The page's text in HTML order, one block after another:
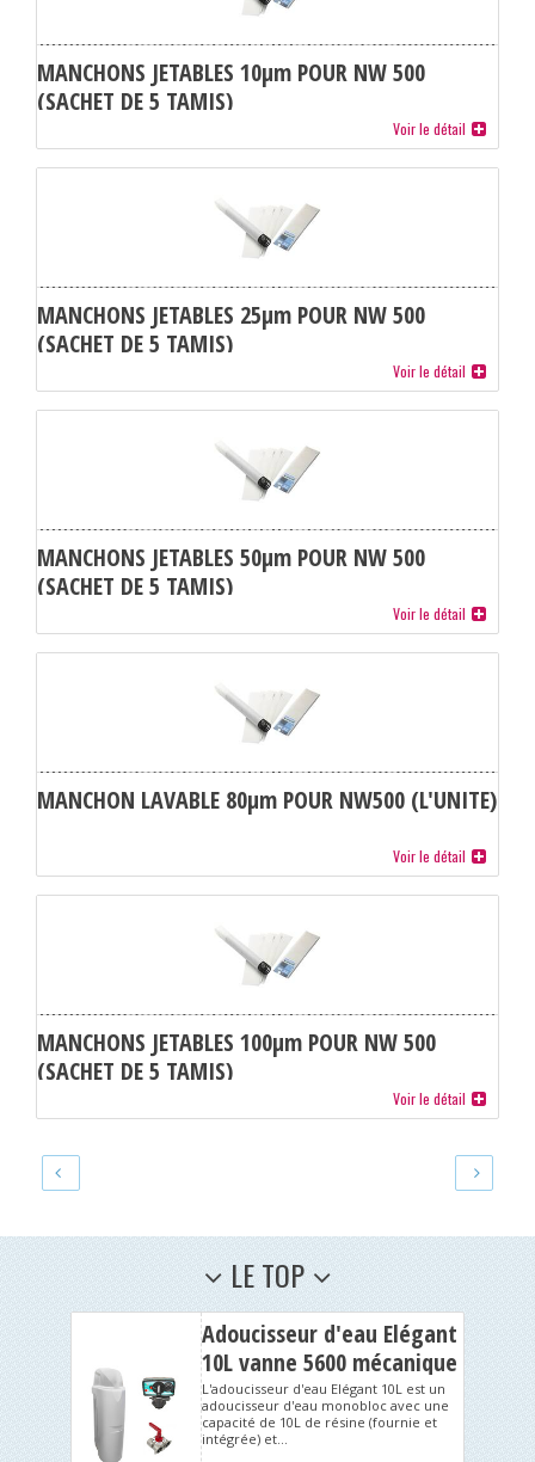
MANCHONS JETABLES 10µm POUR NW 500
(SACHET DE 5 TAMIS)
Voir le détail
MANCHONS JETABLES 25µm POUR NW 500
(SACHET DE 5 TAMIS)
Voir le détail
MANCHONS JETABLES 50µm POUR NW 500
(SACHET DE 5 TAMIS)
Voir le détail
MANCHON LAVABLE 80µm POUR NW500 (L'UNITE)
Voir le détail
MANCHONS JETABLES 100µm POUR NW 500
(SACHET DE 5 TAMIS)
Voir le détail
LE TOP
Adoucisseur d'eau Elégant
10L vanne 5600 mécanique
volumétrique
L'adoucisseur d'eau Elégant 10L est un
adoucisseur d'eau monobloc avec une
capacité de 10L de résine (fournie et
intégrée) et...